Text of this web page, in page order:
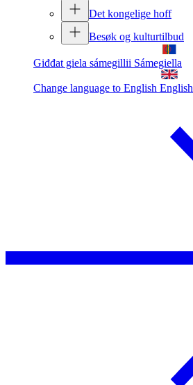
Det kongelige hoff
Besøk og kulturtilbud
Giđđat giela sámegillii Sámegiella
Change language to English English